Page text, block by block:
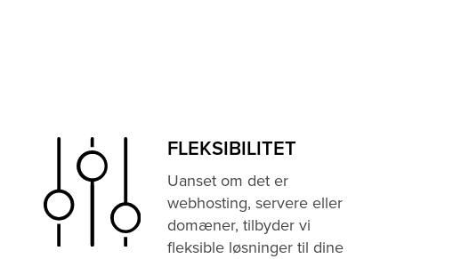
FLEKSIBILITET
Uanset om det er
webhosting, servere eller
domæner, tilbyder vi
fleksible løsninger til dine